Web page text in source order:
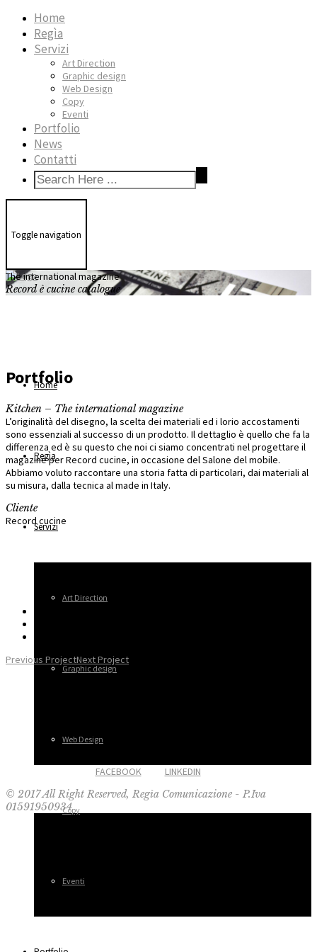
Home
Regìa
Servizi
Art Direction
Graphic design
Web Design
Copy
Eventi
Portfolio
News
Contatti
Toggle navigation
Home
Regìa
Servizi
Art Direction
Graphic design
Web Design
Copy
Eventi
The international magazine
Record è cucine catalogue
Portfolio
Kitchen – The international magazine
L’originalità del disegno, la scelta dei materiali ed i lorio accostamenti
sono essenziali al successo di un prodotto. Il dettaglio è quello che fa la
differenza ed è su questo che noi ci siamo concentrati nel progettare il
magazine per Record cucine, in occasione del Salone del mobile.
Abbiamo voluto raccontare una storia fatta di particolari, dai materiali al
su misura, dalla tecnica al made in Italy.
Cliente
Record cucine
Previous ProjectNext Project
FACEBOOK
LINKEDIN
© 2017 All Right Reserved, Regìa Comunicazione - P.Iva
01591950934